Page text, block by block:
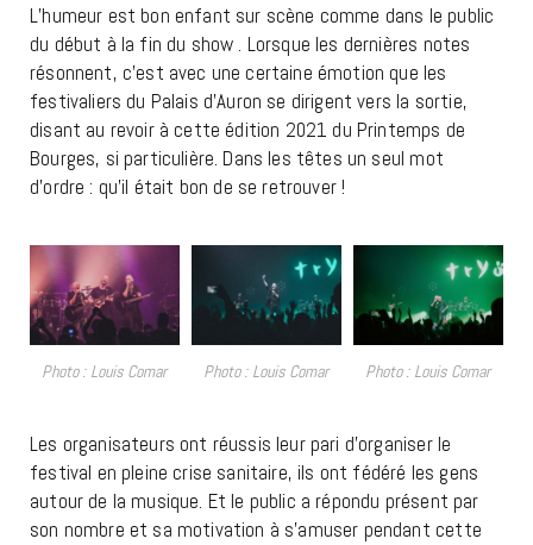
L’humeur est bon enfant sur scène comme dans le public
du début à la fin du show . Lorsque les dernières notes
résonnent, c’est avec une certaine émotion que les
festivaliers du Palais d’Auron se dirigent vers la sortie,
disant au revoir à cette édition 2021 du Printemps de
Bourges, si particulière. Dans les têtes un seul mot
d’ordre : qu’il était bon de se retrouver !
Photo : Louis Comar Photo : Louis Comar Photo : Louis Comar
Les organisateurs ont réussis leur pari d’organiser le
festival en pleine crise sanitaire, ils ont fédéré les gens
autour de la musique. Et le public a répondu présent par
son nombre et sa motivation à s’amuser pendant cette